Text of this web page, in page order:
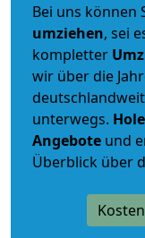
Bei uns können
umziehen, sei
kompletter
wir über die
unterwegs.
Angebote und
Überblick über